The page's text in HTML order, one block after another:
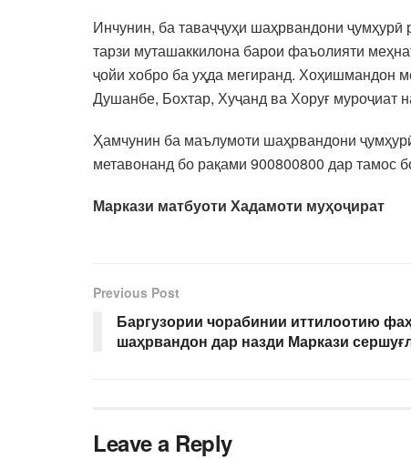
Инчунин, ба таваҷҷуҳи шаҳрвандони
тарзи муташаккилона барои фаъолияти
ҷойи хобро ба уҳда мегиранд. Хоҳишмандон
Душанбе, Бохтар, Хуҷанд ва Хоруғ муроҷиат
Ҳамчунин ба маълумоти шаҳрвандони
метавонанд бо рақами 900800800 дар тамос
Маркази матбуоти Хадамоти муҳоҷират
Previous Post
Баргузории чорабинии иттилоотию
шаҳрвандон дар назди Маркази
Leave a Reply